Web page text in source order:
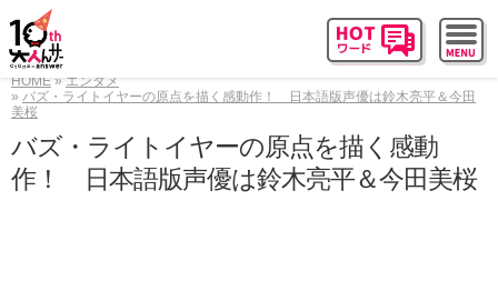
HOME
エンタメ
バズ・ライトイヤーの原点を描く感動作！ 日本語版声優は鈴木亮平＆今田
美桜
バズ・ライトイヤーの原点を描く感動
作！ 日本語版声優は鈴木亮平＆今田美桜